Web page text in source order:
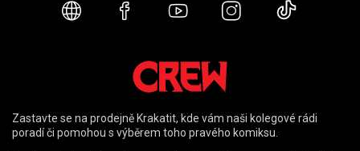
Webové stránky
FacebookYouTubeInstagram
Zastavte se na prodejně Krakatit, kde vám naši kolegové rádi
poradí či pomohou s výběrem toho pravého komiksu.